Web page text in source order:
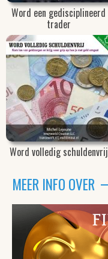
Word een gedisciplineerd
trader
Word volledig schuldenvrij
MEER INFO OVER